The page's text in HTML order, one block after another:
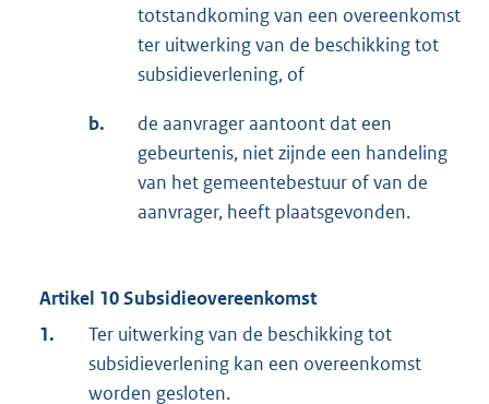
totstandkoming van een overeenkomst
ter uitwerking van de beschikking tot
subsidieverlening, of
b.
de aanvrager aantoont dat een
gebeurtenis, niet zijnde een handeling
van het gemeentebestuur of van de
aanvrager, heeft plaatsgevonden.
Artikel 10 Subsidieovereenkomst
1.
Ter uitwerking van de beschikking tot
subsidieverlening kan een overeenkomst
worden gesloten.